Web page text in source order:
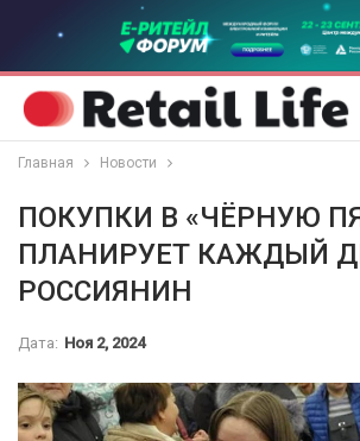
Главная Новости
ПОКУПКИ В «ЧЁРНУЮ
ПЛАНИРУЕТ КАЖДЫЙ
РОССИЯНИН
Дата: Ноя 2, 2024